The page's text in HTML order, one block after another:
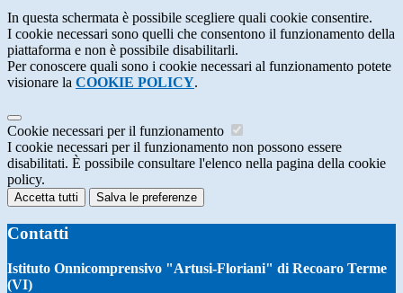
In questa schermata è possibile scegliere quali cookie consentire.
I cookie necessari sono quelli che consentono il funzionamento della
piattaforma e non è possibile disabilitarli.
Per conoscere quali sono i cookie necessari al funzionamento potete
visionare la COOKIE POLICY.
Cookie necessari per il funzionamento
I cookie necessari per il funzionamento non possono essere
disabilitati. È possibile consultare l'elenco nella pagina della cookie
policy.
Accetta tutti Salva le preferenze
Contatti
Istituto Onnicomprensivo "Artusi-Floriani" di Recoaro Terme
(VI)